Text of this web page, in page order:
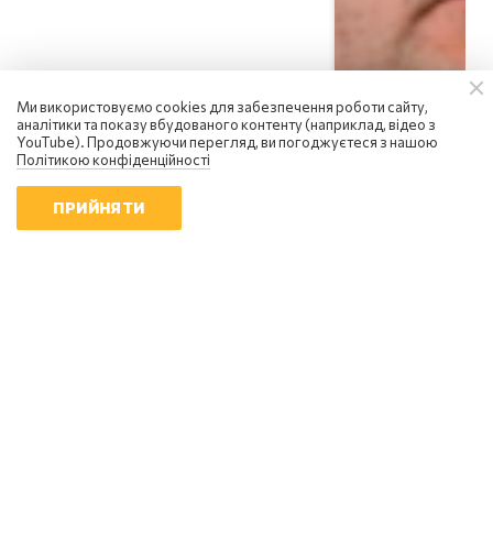
Ми використовуємо cookies для забезпечення роботи сайту,
аналітики та показу вбудованого контенту (наприклад, відео з
YouTube). Продовжуючи перегляд, ви погоджуєтеся з нашою
Політикою конфіденційності
ПРИЙНЯТИ